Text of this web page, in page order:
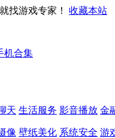
找游戏专家！ 收藏本站
机合集
天 生活服务 影音播放 金
像 壁纸美化 系统安全 游